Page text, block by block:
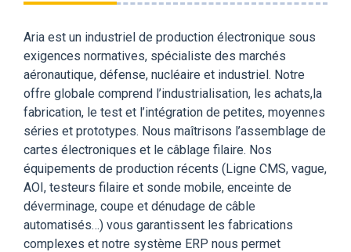
Aria est un industriel de production électronique sous
exigences normatives, spécialiste des marchés
aéronautique, défense, nucléaire et industriel. Notre
offre globale comprend l’industrialisation, les achats,la
fabrication, le test et l’intégration de petites, moyennes
séries et prototypes. Nous maîtrisons l’assemblage de
cartes électroniques et le câblage filaire. Nos
équipements de production récents (Ligne CMS, vague,
AOI, testeurs filaire et sonde mobile, enceinte de
déverminage, coupe et dénudage de câble
automatisés…) vous garantissent les fabrications
complexes et notre système ERP nous permet